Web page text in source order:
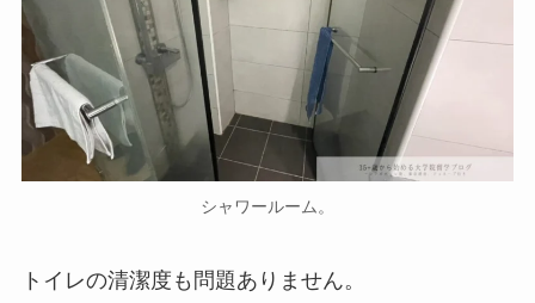
シャワールーム。
トイレの清潔度も問題ありません。